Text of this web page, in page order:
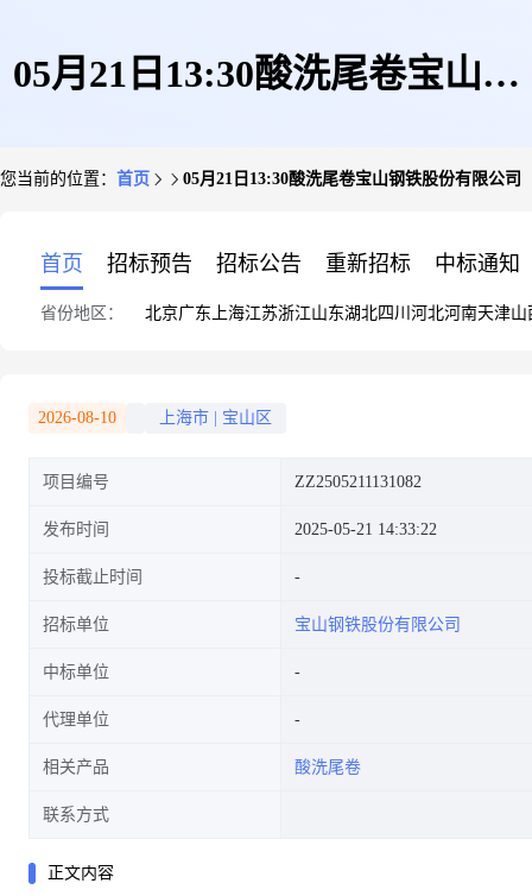
05月21日13:30酸洗尾卷宝山钢
您当前的位置： 首页 05月21日13:30酸洗尾卷宝山钢铁股份有限公司
首页 招标预告 招标公告 重新招标 中标通知
省份地区： 北京广东 上海江苏浙江山东湖北四川 河北河南天津山
2026-08-10 上海市 宝山区
项目编号 ZZ2505211131082
发布时间 2025-05-21 14:33:22
投标截止时间
招标单位 宝山钢铁股份有限公司
中标单位
代理单位
相关产品 酸洗尾卷
联系方式
正文内容